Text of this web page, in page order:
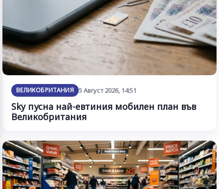
ВЕЛИКОБРИТАНИЯ 5 Август 2026, 14:51
Sky пусна най-евтиния мобилен план във
Великобритания